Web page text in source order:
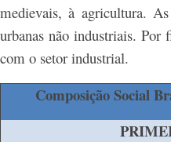
medievais, à agricultura.
urbanas não industriais. Por
com o setor industrial.
Composição Social